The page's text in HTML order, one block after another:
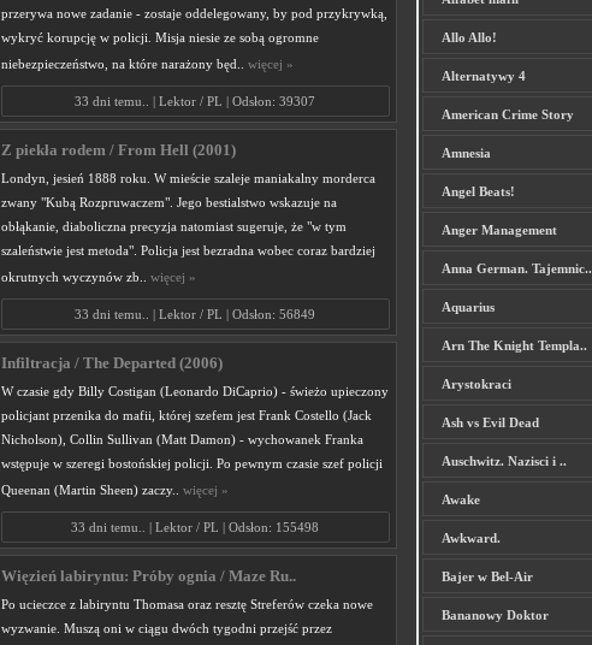
przerywa nowe zadanie - zostaje oddelegowany, by pod przykrywką,
wykryć korupcję w policji. Misja niesie ze sobą ogromne
niebezpieczeństwo, na które narażony będ.. więcej »
33 dni temu.. | Lektor / PL | Odsłon: 39307
Z piekła rodem / From Hell (2001)
Londyn, jesień 1888 roku. W mieście szaleje maniakalny morderca
zwany "Kubą Rozpruwaczem". Jego bestialstwo wskazuje na
obłąkanie, diaboliczna precyzja natomiast sugeruje, że "w tym
szaleństwie jest metoda". Policja jest bezradna wobec coraz bardziej
okrutnych wyczynów zb.. więcej »
33 dni temu.. | Lektor / PL | Odsłon: 56849
Infiltracja / The Departed (2006)
W czasie gdy Billy Costigan (Leonardo DiCaprio) - świeżo upieczony
policjant przenika do mafii, której szefem jest Frank Costello (Jack
Nicholson), Collin Sullivan (Matt Damon) - wychowanek Franka
wstępuje w szeregi bostońskiej policji. Po pewnym czasie szef policji
Queenan (Martin Sheen) zaczy.. więcej »
33 dni temu.. | Lektor / PL | Odsłon: 155498
Więzień labiryntu: Próby ognia / Maze Ru..
Po ucieczce z labiryntu Thomasa oraz resztę Streferów czeka nowe
wyzwanie. Muszą oni w ciągu dwóch tygodni przejść przez
Allo Allo!
Alternatywy 4
American Crime Story
Amnesia
Angel Beats!
Anger Management
Anna German. Tajemnic..
Aquarius
Arn The Knight Templa..
Arystokraci
Ash vs Evil Dead
Auschwitz. Nazisci i ..
Awake
Awkward.
Bajer w Bel-Air
Bananowy Doktor